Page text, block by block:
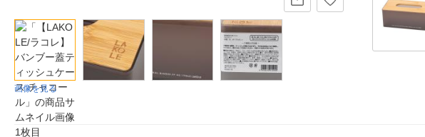
画像を見る